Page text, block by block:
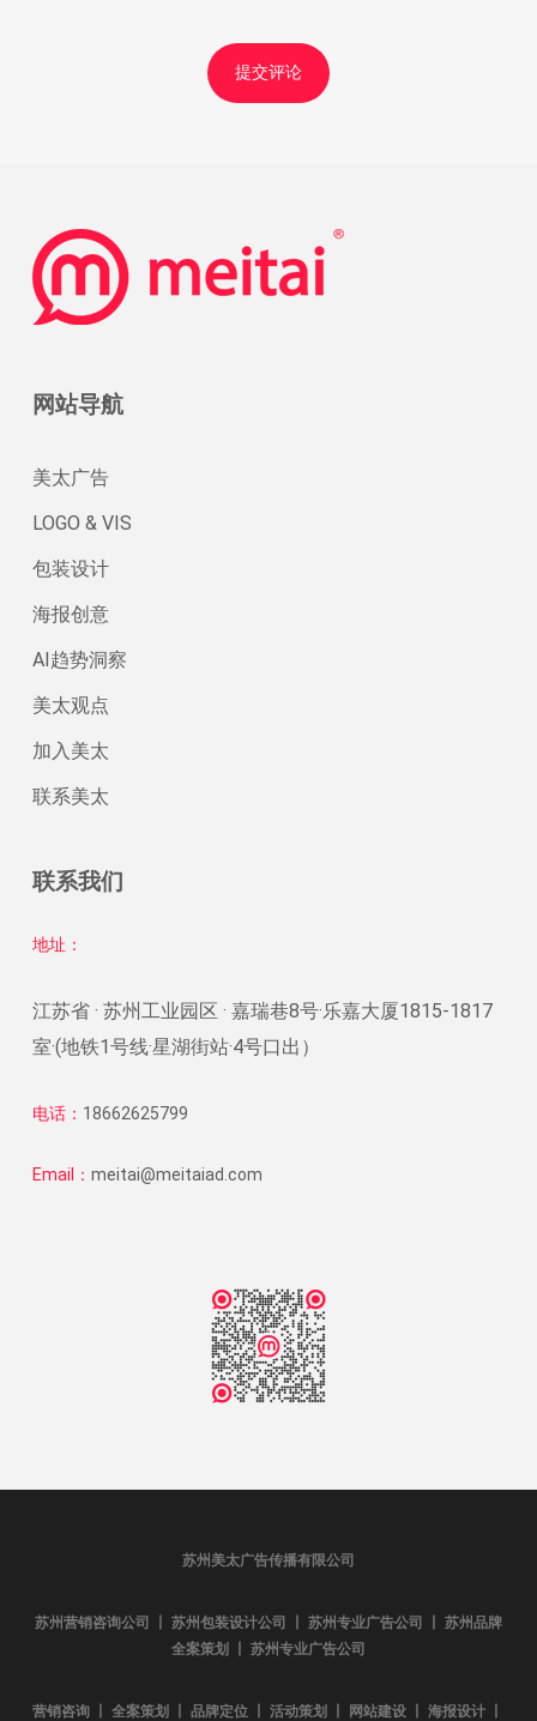
网站导航
美太广告
LOGO & VIS
包装设计
海报创意
AI趋势洞察
美太观点
加入美太
联系美太
联系我们
地址：
江苏省 · 苏州工业园区 · 嘉瑞巷8号·乐嘉大厦1815-1817
室·(地铁1号线·星湖街站·4号口出）
电话： 18662625799
Email： meitai@meitaiad.com
苏州美太广告传播有限公司
苏州营销咨询公司 丨 苏州包装设计公司 丨 苏州专业广告公司 丨 苏州品牌
全案策划 丨 苏州专业广告公司
营销咨询 丨 全案策划 丨 品牌定位 丨 活动策划 丨 网站建设 丨 海报设计 丨